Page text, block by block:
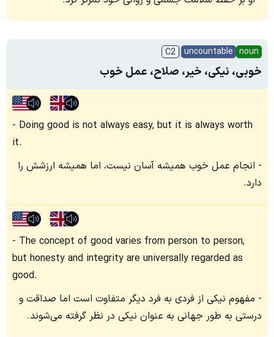
noun
uncountable
C2
خوبی، نیکی، خیر، صلاح، عمل خوب
Doing good is not always easy, but it is always worth
it.
انجام عمل خوب همیشه آسان نیست، اما همیشه ارزشش را
دارد.
The concept of good varies from person to person,
but honesty and integrity are universally regarded as
good.
مفهوم نیکی از فردی به فرد دیگر متفاوت است اما صداقت و
درستی به طور جهانی به عنوان نیکی در نظر گرفته می‌شوند.